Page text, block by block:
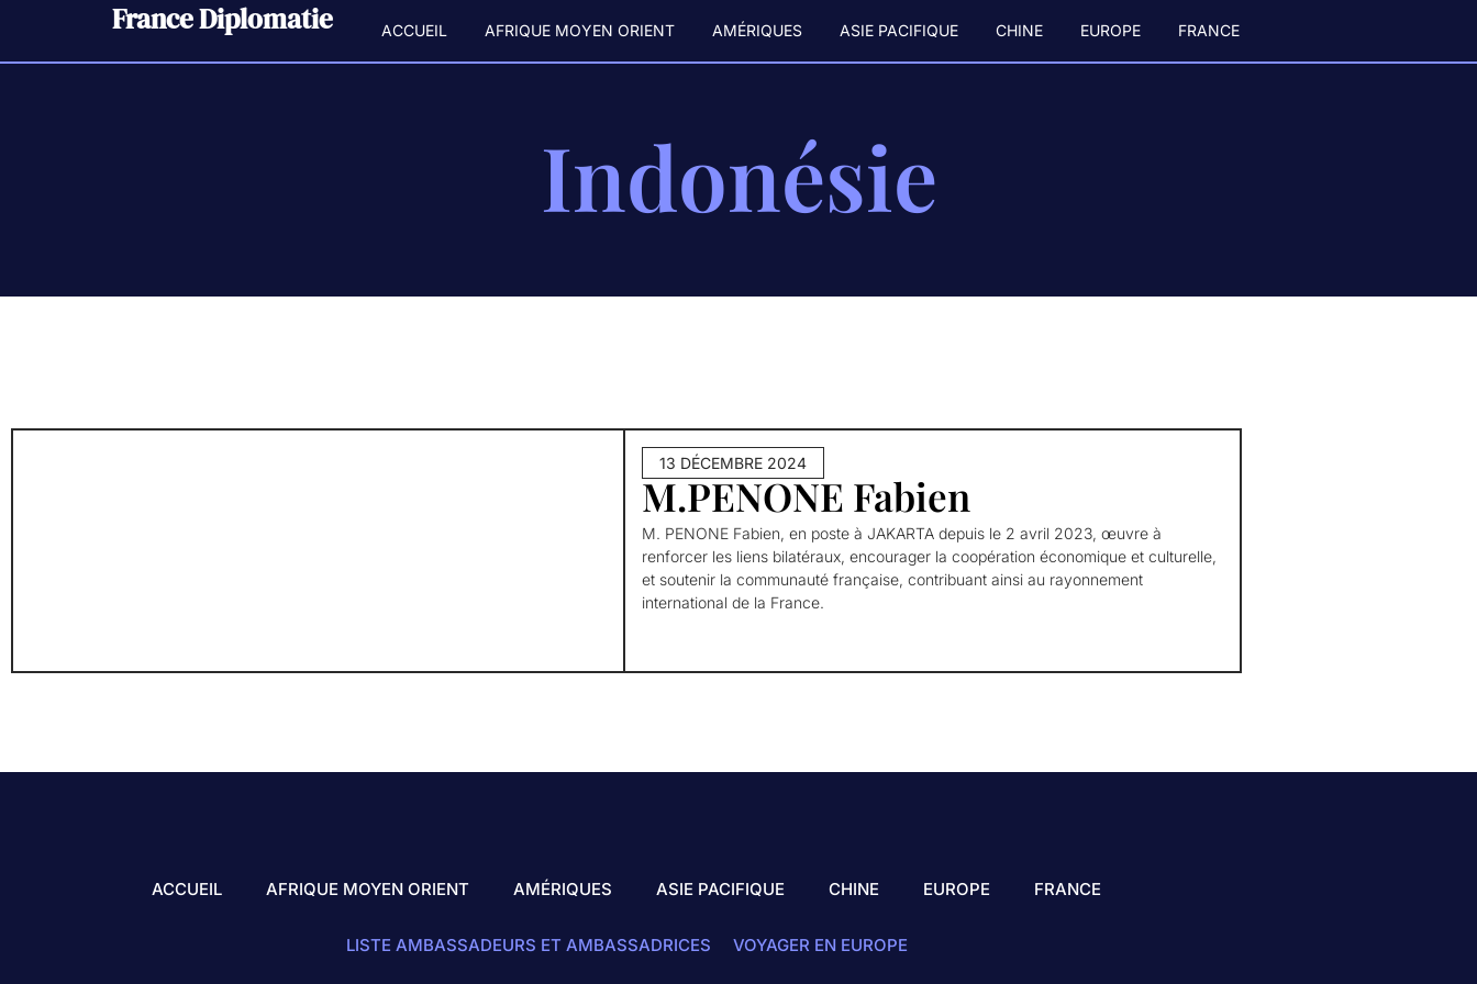
France Diplomatie ACCUEIL AFRIQUE MOYEN ORIENT AMÉRIQUES ASIE PACIFIQUE CHINE EUROPE FRANCE
Indonésie
13 DÉCEMBRE 2024
M.PENONE Fabien
M. PENONE Fabien, en poste à JAKARTA depuis le 2 avril 2023, œuvre à
renforcer les liens bilatéraux, encourager la coopération économique et culturelle,
et soutenir la communauté française, contribuant ainsi au rayonnement
international de la France.
ACCUEIL AFRIQUE MOYEN ORIENT AMÉRIQUES ASIE PACIFIQUE CHINE EUROPE FRANCE
LISTE AMBASSADEURS ET AMBASSADRICES VOYAGER EN EUROPE